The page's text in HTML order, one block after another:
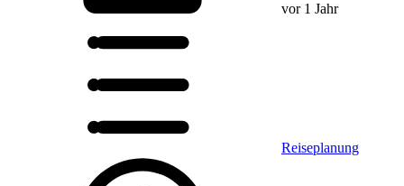
vor 1 Jahr
Reiseplanung